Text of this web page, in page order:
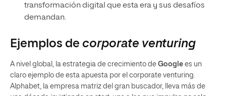
transformación digital que esta era y sus desafíos
demandan.
Ejemplos de corporate venturing
A nivel global, la estrategia de crecimiento de Google es un
claro ejemplo de esta apuesta por el corporate venturing.
Alphabet, la empresa matriz del gran buscador, lleva más de